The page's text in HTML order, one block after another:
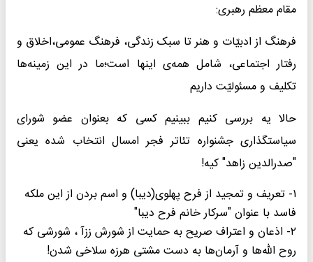
مقام معظم رهبری:
فرهنگ از ادبیّات و هنر تا سبک زندگی، فرهنگ عمومی،اخلاق و
رفتار اجتماعی، شامل همه‌ی اینها است؛ما در این زمینه‌ها
تکلیف و مسئولیّت داریم
حالا یه بررسی کنیم ببینیم کسی که بعنوان عضو شورای
سیاستگذاری جشنواره تئاتر فجر امسال انتخاب شده یعنی
"صدرالدین زاهد" کیه!
۱- تعریف و تمجید از فرح پهلوی(دیبا) و اسم بردن از این ملکه
فاسد با عنوان "سرکار خانم فرح دیبا"
۲- اذعان و اعتراف صریح به حمایت از شورش ززآ ، شورشی که
روح الله‌ها و آرمان‌ها به دست مشتی هرزه سلاخی شدن!